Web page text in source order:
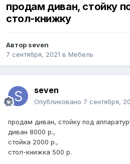
продам диван, стойку
стол-книжку
Автор seven
7 сентября, 2021 в Мебель
seven
Опубликовано 7 сентября,
продам диван, стойку под
диван 8000 р.,
стойка 2000 р.,
стол-книжка 500 р.